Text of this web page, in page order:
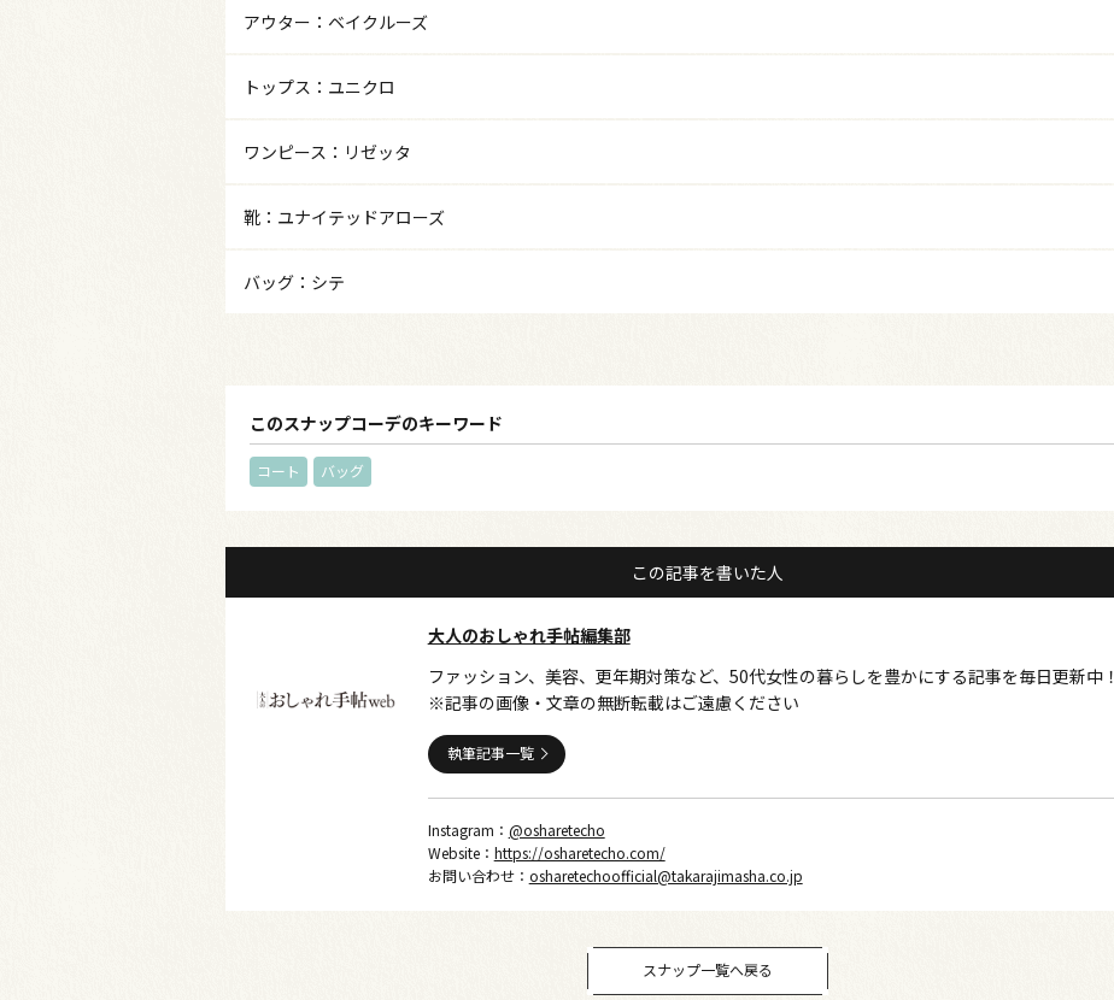
アウター：ベイクルーズ
トップス：ユニクロ
ワンピース：リゼッタ
靴：ユナイテッドアローズ
バッグ：シテ
このスナップコーデのキーワード
コート バッグ
この記事を書いた人
大人のおしゃれ手帖編集部
ファッション、美容、更年期対策など、50代女性の暮らしを豊かにする記事を毎日更新中！
※記事の画像・文章の無断転載はご遠慮ください
執筆記事一覧
Instagram： @osharetecho
Website： https://osharetecho.com/
お問い合わせ： osharetechoofficial@takarajimasha.co.jp
スナップ一覧へ戻る